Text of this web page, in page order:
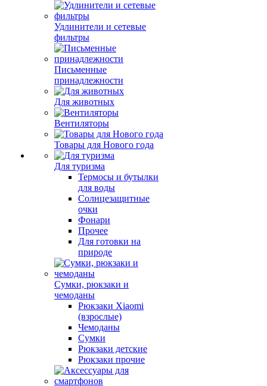
Удлинители и сетевые
фильтры
Письменные
принадлежности
Для животных
Вентиляторы
Товары для Нового года
Для туризма
Термосы и бутылки
для воды
Солнцезащитные
очки
Фонари
Прочее
Для готовки на
природе
Сумки, рюкзаки и
чемоданы
Рюкзаки Xiaomi
(взрослые)
Чемоданы
Сумки
Рюкзаки детские
Рюкзаки прочие